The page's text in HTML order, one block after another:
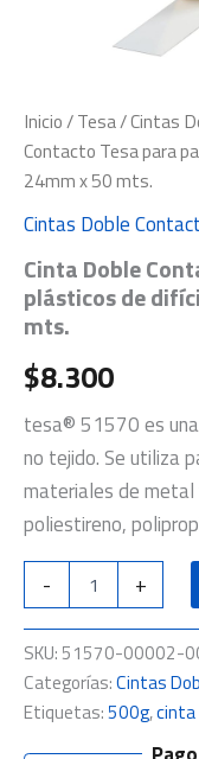
Inicio/Tesa/Cintas
Contacto Tesa para
24mm x 50 mts.
Cintas Doble
Cinta Doble
plásticos de
mts.
$8.300
tesa® 51570 es
no tejido. Se utiliza
materiales de metal
poliestireno,
-
+
SKU: 51570-00002-
Categorías:Cintas
Etiquetas:500g,cinta